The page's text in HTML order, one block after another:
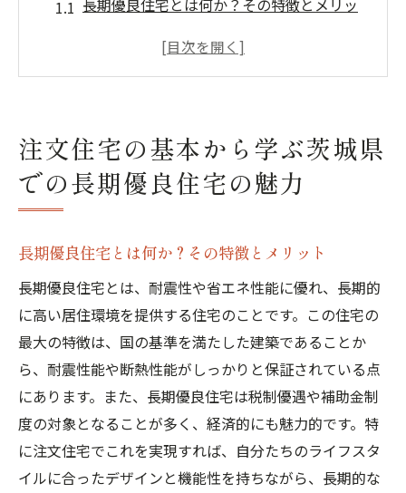
長期優良住宅とは何か？その特徴とメリッ
茨城県での注文住宅：地域特性を活かした
省エネ性能と耐久性の高い住宅がもたらす
暮らしの変化
茨城の自然環境を考慮した住宅デザインの
ヒント
茨城県で注文住宅を建てる際の土地選びの秘訣
理想の土地選び：立地条件のチェックポイ
ント
予算に合わせた土地選びのステップ
自然災害に強い土地の見つけ方
茨城県の地形と気候を考慮した土地選び
土地購入前に知っておくべき法律知識
注文住宅の基本から学ぶ茨城県
での長期優良住宅の魅力
長期優良住宅とは何か？その特徴とメリット
長期優良住宅とは、耐震性や省エネ性能に優れ、長期的
に高い居住環境を提供する住宅のことです。この住宅の
最大の特徴は、国の基準を満たした建築であることか
ら、耐震性能や断熱性能がしっかりと保証されている点
にあります。また、長期優良住宅は税制優遇や補助金制
度の対象となることが多く、経済的にも魅力的です。特
に注文住宅でこれを実現すれば、自分たちのライフスタ
イルに合ったデザインと機能性を持ちながら、長期的な